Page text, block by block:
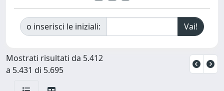
o inserisci le iniziali:
Mostrati risultati da 5.412
a 5.431 di 5.695